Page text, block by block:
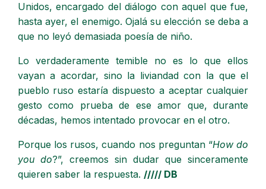
Unidos, encargado del diálogo con aquel que fue,
hasta ayer, el enemigo. Ojalá su elección se deba a
que no leyó demasiada poesía de niño.
Lo verdaderamente temible no es lo que ellos
vayan a acordar, sino la liviandad con la que el
pueblo ruso estaría dispuesto a aceptar cualquier
gesto como prueba de ese amor que, durante
décadas, hemos intentado provocar en el otro.
Porque los rusos, cuando nos preguntan “How do
you do?”, creemos sin dudar que sinceramente
quieren saber la respuesta. ///// DB